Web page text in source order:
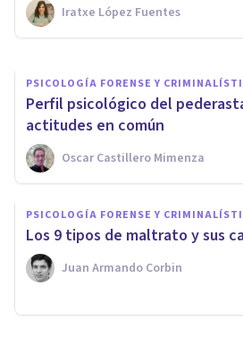
Iratxe López Fuentes
Oscar Castillero Mimenza
PSICOLOGÍA FORENSE Y
Perfil psicológico del
actitudes en común
Oscar Castillero Mimenza
PSICOLOGÍA FORENSE Y
​Los 9 tipos de maltrato y sus
Juan Armando Corbin